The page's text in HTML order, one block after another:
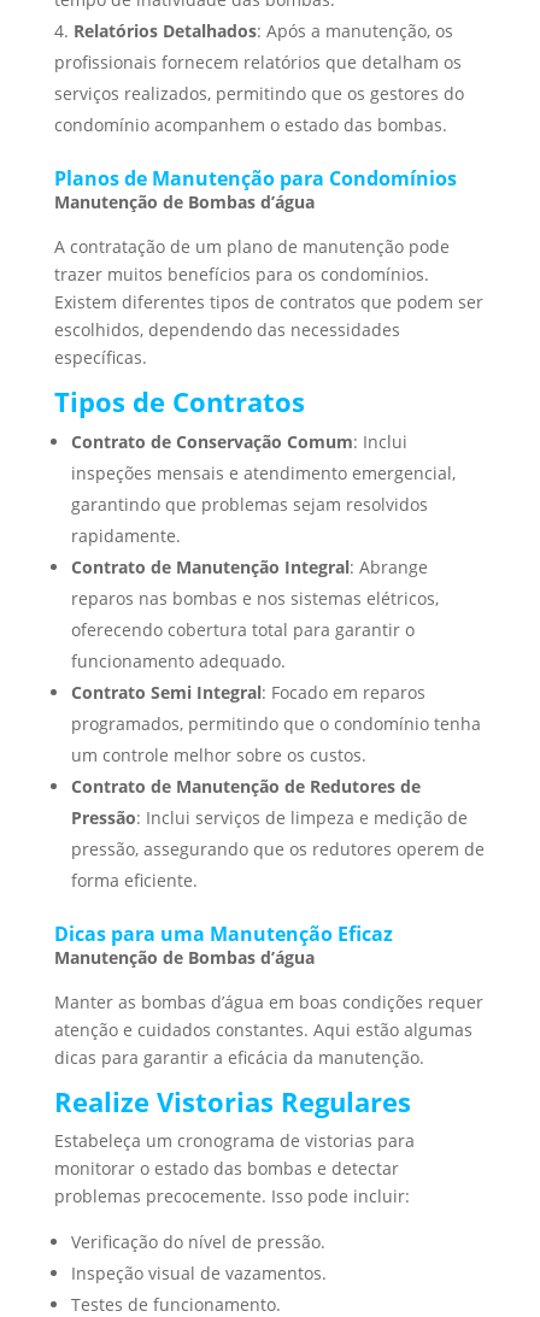
Relatórios Detalhados: Após a manutenção, os
profissionais fornecem relatórios que detalham os
serviços realizados, permitindo que os gestores do
condomínio acompanhem o estado das bombas.
Planos de Manutenção para Condomínios
Manutenção de Bombas d’água
A contratação de um plano de manutenção pode
trazer muitos benefícios para os condomínios.
Existem diferentes tipos de contratos que podem ser
escolhidos, dependendo das necessidades
específicas.
Tipos de Contratos
Contrato de Conservação Comum: Inclui
inspeções mensais e atendimento emergencial,
garantindo que problemas sejam resolvidos
rapidamente.
Contrato de Manutenção Integral: Abrange
reparos nas bombas e nos sistemas elétricos,
oferecendo cobertura total para garantir o
funcionamento adequado.
Contrato Semi Integral: Focado em reparos
programados, permitindo que o condomínio tenha
um controle melhor sobre os custos.
Contrato de Manutenção de Redutores de
Pressão: Inclui serviços de limpeza e medição de
pressão, assegurando que os redutores operem de
forma eficiente.
Dicas para uma Manutenção Eficaz
Manutenção de Bombas d’água
Manter as bombas d’água em boas condições requer
atenção e cuidados constantes. Aqui estão algumas
dicas para garantir a eficácia da manutenção.
Realize Vistorias Regulares
Estabeleça um cronograma de vistorias para
monitorar o estado das bombas e detectar
problemas precocemente. Isso pode incluir:
Verificação do nível de pressão.
Inspeção visual de vazamentos.
Testes de funcionamento.